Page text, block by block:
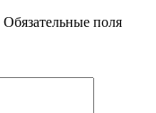
Обязательные поля